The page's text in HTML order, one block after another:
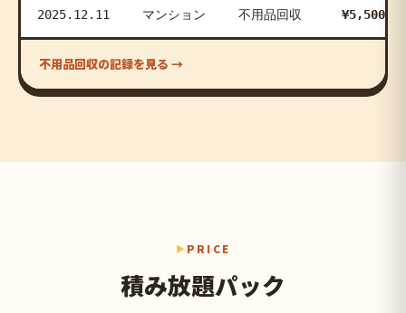
2025.12.11 マンション 不用品回収 ¥5,500
不用品回収の記録を見る →
PRICE
積み放題パック